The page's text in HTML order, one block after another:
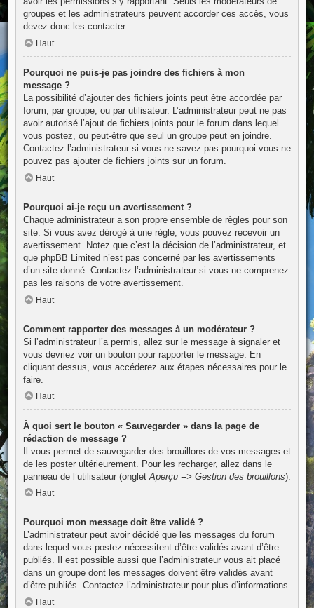
groupes et les administrateurs peuvent accorder ces accès, vous
devez donc les contacter.
Haut
Pourquoi ne puis-je pas joindre des fichiers à mon
message ?
La possibilité d’ajouter des fichiers joints peut être accordée par
forum, par groupe, ou par utilisateur. L’administrateur peut ne pas
avoir autorisé l’ajout de fichiers joints pour le forum dans lequel
vous postez, ou peut-être que seul un groupe peut en joindre.
Contactez l’administrateur si vous ne savez pas pourquoi vous ne
pouvez pas ajouter de fichiers joints sur un forum.
Haut
Pourquoi ai-je reçu un avertissement ?
Chaque administrateur a son propre ensemble de règles pour son
site. Si vous avez dérogé à une règle, vous pouvez recevoir un
avertissement. Notez que c’est la décision de l’administrateur, et
que phpBB Limited n’est pas concerné par les avertissements
d’un site donné. Contactez l’administrateur si vous ne comprenez
pas les raisons de votre avertissement.
Haut
Comment rapporter des messages à un modérateur ?
Si l’administrateur l’a permis, allez sur le message à signaler et
vous devriez voir un bouton pour rapporter le message. En
cliquant dessus, vous accéderez aux étapes nécessaires pour le
faire.
Haut
À quoi sert le bouton « Sauvegarder » dans la page de
rédaction de message ?
Il vous permet de sauvegarder des brouillons de vos messages et
de les poster ultérieurement. Pour les recharger, allez dans le
panneau de l’utilisateur (onglet Aperçu --> Gestion des brouillons).
Haut
Pourquoi mon message doit être validé ?
L’administrateur peut avoir décidé que les messages du forum
dans lequel vous postez nécessitent d’être validés avant d’être
publiés. Il est possible aussi que l’administrateur vous ait placé
dans un groupe dont les messages doivent être validés avant
d’être publiés. Contactez l’administrateur pour plus d’informations.
Haut